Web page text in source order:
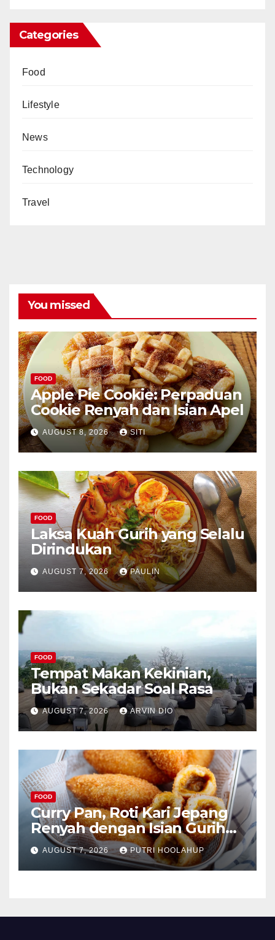
Categories
Food
Lifestyle
News
Technology
Travel
You missed
FOOD
Apple Pie Cookie: Perpaduan
Cookie Renyah dan Isian Apel
AUGUST 8, 2026 SITI
FOOD
Laksa Kuah Gurih yang Selalu
Dirindukan
AUGUST 7, 2026 PAULIN
FOOD
Tempat Makan Kekinian,
Bukan Sekadar Soal Rasa
AUGUST 7, 2026 ARVIN DIO
FOOD
Curry Pan, Roti Kari Jepang
Renyah dengan Isian Gurih
Menggoda
AUGUST 7, 2026 PUTRI HOOLAHUP